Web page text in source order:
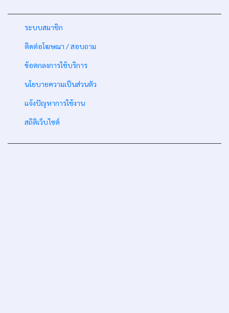
ระบบสมาชิก
ติดต่อโฆษณา / สอบถาม
ข้อตกลงการใช้บริการ
นโยบายความเป็นส่วนตัว
แจ้งปัญหาการใช้งาน
สถิติเว็บไซต์